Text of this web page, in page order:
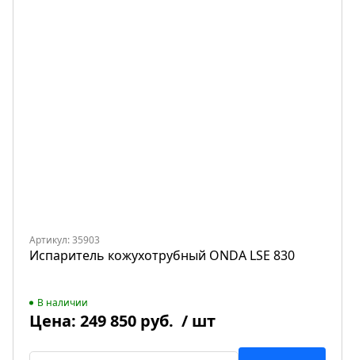
Артикул: 35903
Испаритель кожухотрубный ONDA LSE 830
В наличии
Цена: 249 850 руб. / шт